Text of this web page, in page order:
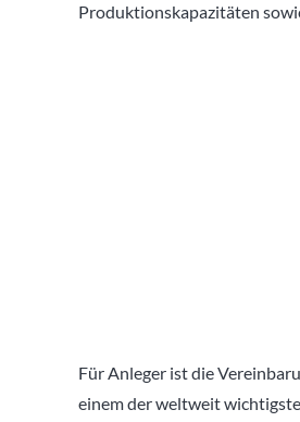
Produktionskapazitäten
Für Anleger ist die
einem der weltweit